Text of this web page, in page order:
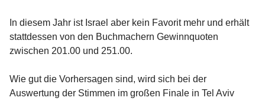
In diesem Jahr ist Israel aber kein Favorit mehr und erhält
stattdessen von den Buchmachern Gewinnquoten
zwischen 201.00 und 251.00.
Wie gut die Vorhersagen sind, wird sich bei der
Auswertung der Stimmen im großen Finale in Tel Aviv